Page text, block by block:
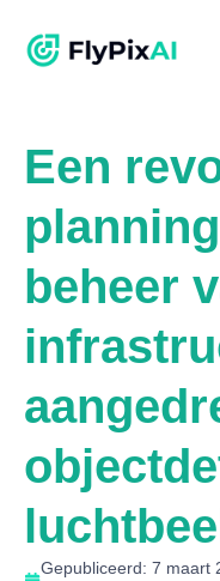
Een
beheer
Gepubliceerd: 7 maart